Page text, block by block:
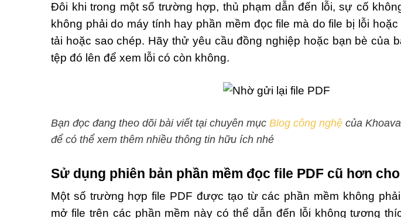
Đôi khi trong một số trường hợp, thủ phạm dẫn đến lỗi, sự cố
không phải do máy tính hay phần mềm đọc file mà do file bị lỗi
tải hoặc sao chép. Hãy thử yêu cầu đồng nghiệp hoặc bạn bè của
tệp đó lên để xem lỗi có còn không.
Bạn đọc đang theo dõi bài viết tại chuyên mục Blog công nghệ của
để có thể xem thêm nhiều thông tin hữu ích nhé
Sử dụng phiên bản phần mềm đọc file PDF cũ hơn
Một số trường hợp file PDF được tạo từ các phần mềm không
mở file trên các phần mềm này có thể dẫn đến lỗi không tương